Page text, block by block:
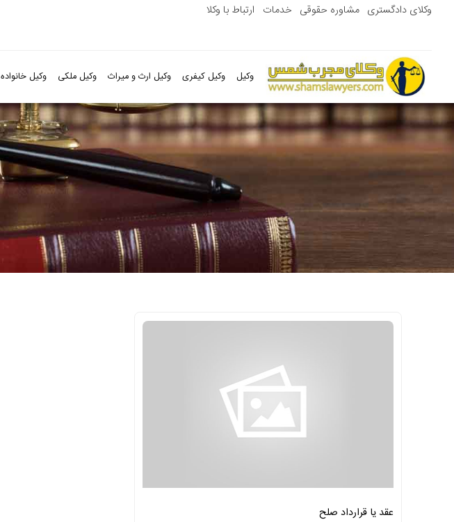
وکلای دادگستری مشاوره حقوقی خدمات ارتباط با وکلا
وکیل وکیل کیفری وکیل ارث و میراث وکیل ملکی وکیل خانواده
عقد یا قرارداد صلح